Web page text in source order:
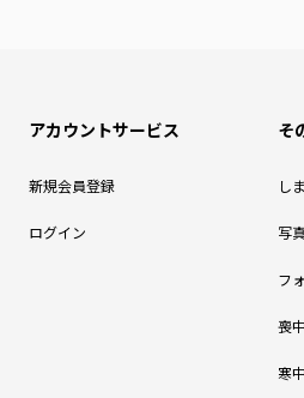
アカウントサービス
新規会員登録
ログイン
そ
し
写
フ
喪
寒